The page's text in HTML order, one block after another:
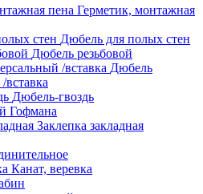
Герметик, монтажная
Дюбель для полых стен
Дюбель резьбовой
Дюбель
Дюбель-гвоздь
Гофмана
Заклепка закладная
Канат, веревка